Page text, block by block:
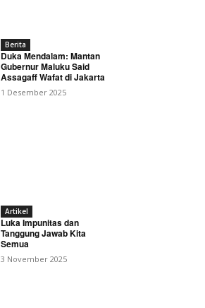
Berita
Duka Mendalam: Mantan
Gubernur Maluku Said
Assagaff Wafat di Jakarta
1 Desember 2025
Artikel
Luka Impunitas dan
Tanggung Jawab Kita
Semua
3 November 2025